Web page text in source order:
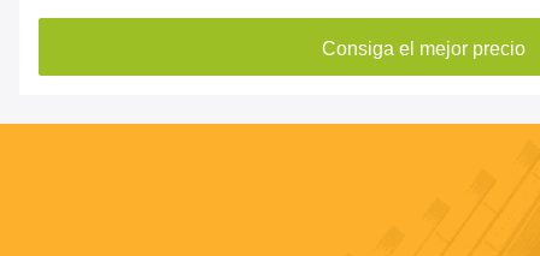
Consiga el mejor precio